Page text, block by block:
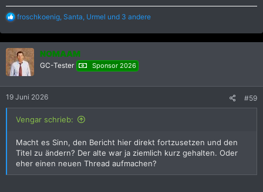
R
a
k
t
i
o
n
:
froschkoenig Santa Urmel und 3 andere
NOMAAM
GC-Tester Sponsor 2026
19 Juni 2026 #59
Vengar schrieb:
Macht es Sinn, den Bericht hier direkt fortzusetzen und den
Titel zu ändern? Der alte war ja ziemlich kurz gehalten. Oder
eher einen neuen Thread aufmachen?